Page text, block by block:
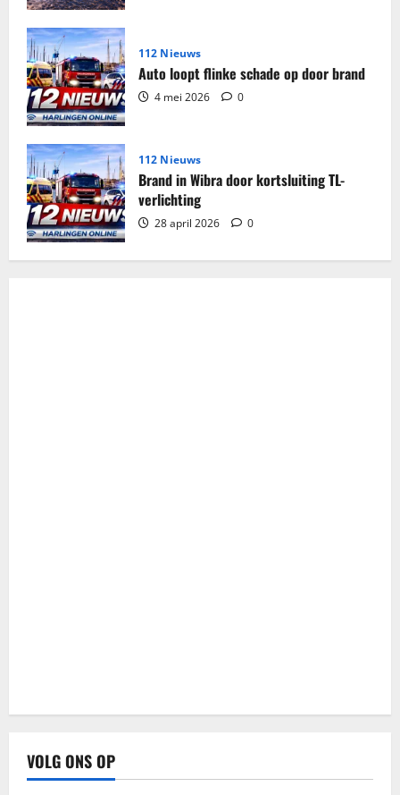
112 Nieuws
Auto loopt flinke schade op door brand
4 mei 2026 0
112 Nieuws
Brand in Wibra door kortsluiting TL-
verlichting
28 april 2026 0
VOLG ONS OP